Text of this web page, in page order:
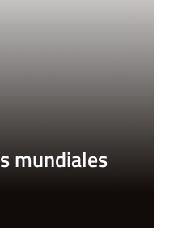
mundiales